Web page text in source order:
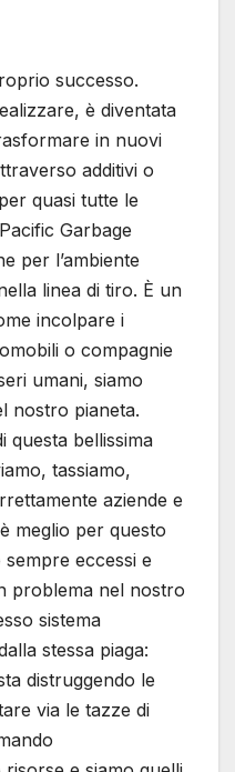
successo.
è diventata
in nuovi
additivi o
quasi tutte le
Garbage
per l’ambiente
linea di tiro. È un
incolpare i
o compagnie
umani, siamo
nostro pianeta.
questa bellissima
tassiamo,
aziende e
meglio per questo
eccessi e
problema nel nostro
sistema
stessa piaga:
distruggendo le
via le tazze di